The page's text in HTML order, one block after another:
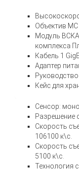
Объектив МС
Модуль
комплекса
Кабель 1
Адаптер
Кейс для
Сенсор:
Разрешение
Скорость
106100 к\с.
Скорость
5100 к\с.
Технология